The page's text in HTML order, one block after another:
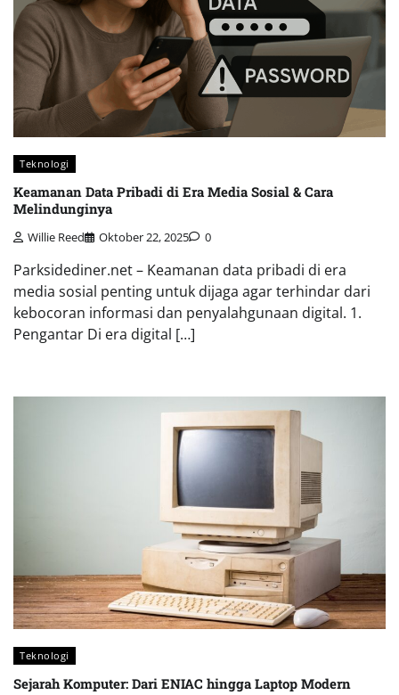
Teknologi
Keamanan Data Pribadi di Era Media Sosial & Cara
Melindunginya
Willie Reed Oktober 22, 2025 0
Parksidediner.net – Keamanan data pribadi di era
media sosial penting untuk dijaga agar terhindar dari
kebocoran informasi dan penyalahgunaan digital. 1.
Pengantar Di era digital […]
Teknologi
Sejarah Komputer: Dari ENIAC hingga Laptop Modern